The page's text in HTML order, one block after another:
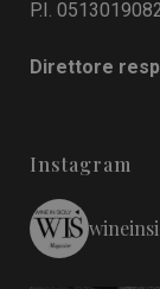
P.I.
Direttore
Instagram